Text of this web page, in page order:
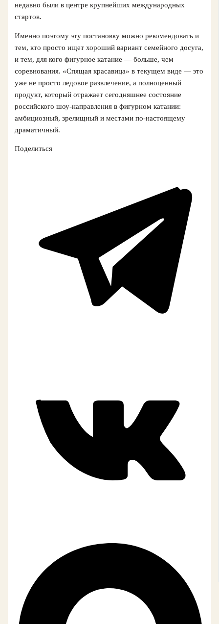
недавно были в центре крупнейших международных
стартов.
Именно поэтому эту постановку можно рекомендовать и
тем, кто просто ищет хороший вариант семейного досуга,
и тем, для кого фигурное катание — больше, чем
соревнования. «Спящая красавица» в текущем виде — это
уже не просто ледовое развлечение, а полноценный
продукт, который отражает сегодняшнее состояние
российского шоу-направления в фигурном катании:
амбициозный, зрелищный и местами по-настоящему
драматичный.
Поделиться